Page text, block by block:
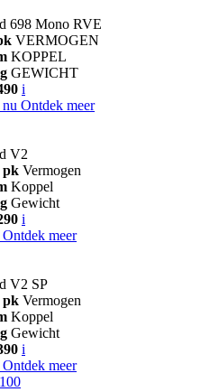
698 Mono RVE
VERMOGEN
KOPPEL
GEWICHT
i
Ontdek meer
V2
pk Vermogen
Koppel
Gewicht
i
Ontdek meer
V2 SP
pk Vermogen
Koppel
Gewicht
i
Ontdek meer